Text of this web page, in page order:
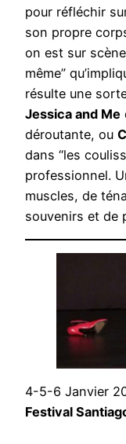
pour réfléchir
son propre
on est sur
même”
résulte une
Jessica and Me
déroutante, ou
dans “les
professionnel.
muscles, de
souvenirs et de
4-5-6 Janvier
Festival